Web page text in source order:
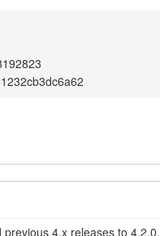
4.x releases to 4.2.0.